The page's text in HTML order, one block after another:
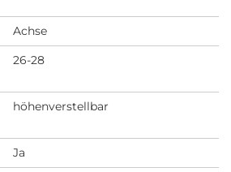
Achse
26-28
höhenverstellbar
Ja